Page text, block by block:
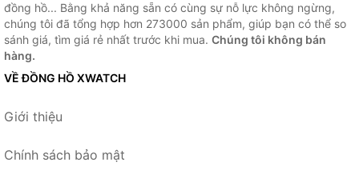
đồng hồ... Bằng khả năng sẵn có cùng sự nỗ lực không ngừng,
chúng tôi đã tổng hợp hơn 273000 sản phẩm, giúp bạn có thể so
sánh giá, tìm giá rẻ nhất trước khi mua. Chúng tôi không bán
hàng.
VỀ ĐỒNG HỒ XWATCH
Giới thiệu
Chính sách bảo mật